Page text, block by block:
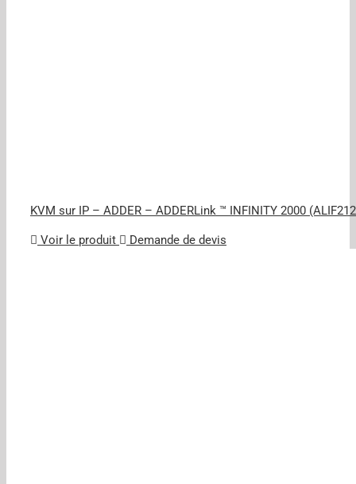
KVM sur IP – ADDER – ADDERLink ™ INFINITY 2000
Voir le produit Demande de devis